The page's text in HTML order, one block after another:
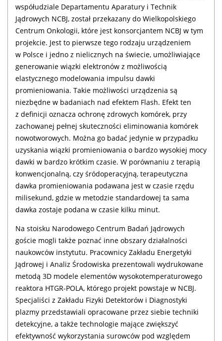
współudziale Departamentu Aparatury i Technik
Jądrowych NCBJ, został przekazany do Wielkopolskiego
Centrum Onkologii, które jest konsorcjantem NCBJ w tym
projekcie. Jest to pierwsze tego rodzaju urządzeniem
w Polsce i jedno z nielicznych na świecie, umożliwiające
generowanie wiązki elektronów z możliwością
elastycznego modelowania impulsu dawki
promieniowania. Takie możliwości urządzenia są
niezbędne w badaniach nad efektem Flash. Efekt ten
z definicji oznacza ochronę zdrowych komórek, przy
zachowanej pełnej skuteczności eliminowania komórek
nowotworowych. Można go badać jedynie w przypadku
uzyskania wiązki promieniowania o bardzo wysokiej mocy
dawki w bardzo krótkim czasie. W porównaniu z terapią
konwencjonalną, czy śródoperacyjną, terapeutyczna
dawka promieniowania podawana jest w czasie rzędu
milisekund, gdzie w metodzie standardowej ta sama
dawka zostaje podana w czasie kilku minut.
Na stoisku Narodowego Centrum Badań Jądrowych
goście mogli także poznać inne obszary działalności
naukowców instytutu. Pracownicy Zakładu Energetyki
Jądrowej i Analiz Środowiska prezentowali wydrukowane
metodą 3D modele elementów wysokotemperaturowego
reaktora HTGR-POLA, którego projekt powstaje w NCBJ.
Specjaliści z Zakładu Fizyki Detektorów i Diagnostyki
plazmy przedstawiali opracowane przez siebie techniki
detekcyjne, a także technologie mające zwiększyć
efektywność wykorzystania surowców pod względem